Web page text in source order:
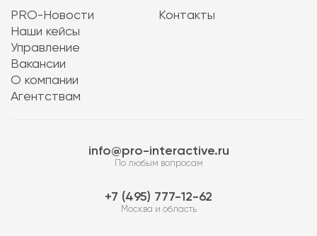
PRO-Новости
Наши кейсы
Управление
Вакансии
О компании
Агентствам
Контакты
info@pro-interactive.ru
По любым вопросам
7 (495) 777-12-62
Москва и область